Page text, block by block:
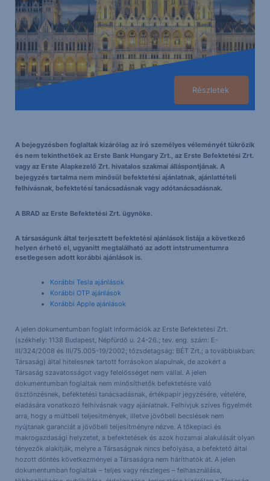
Részletek
A bejegyzésben foglaltak kizárólag az író személyes véleményét tükrözik
és nem tekinthetőek az Erste Bank Hungary Zrt., az Erste Befektetési Zrt.
vagy az Erste Alapkezelő Zrt. hivatalos szakmai álláspontjának. A
bejegyzés tartalma nem minősül befektetési ajánlatnak, ajánlattételi
felhívásnak, befektetési tanácsadásnak vagy adótanácsadásnak.
A BRAD az Erste Befektetési Zrt. ügynöke.
A társaságunk által terjesztett befektetési ajánlások listája a következő
helyen érhető el, ugyanitt megtalálható az adott intstrumentumra
esetlegesen adott korábbi ajánlások is.
Korábbi Tesla ajánlások
Korábbi OTP ajánlások
Korábbi Apple ajánlások
A jelen dokumentumban foglalt információk az Erste Befektetési Zrt.
(székhely: 1138 Budapest, Népfürdő u. 24-26.; tev. eng. szám: E-
III/324/2008 és III/75.005-19/2002; tőzsdetagság: BÉT Zrt.; a továbbiakban:
Társaság) által hitelesnek tartott forrásokon alapulnak, de azokért a
Társaság szavatosságot vagy felelősséget nem vállal. A jelen
dokumentumban foglaltak nem minősíthetők befektetésre való
ösztönzésnek, befektetési tanácsadásnak, értékpapír jegyzésére, vételére,
eladására vonatkozó felhívásnak vagy ajánlatnak. Felhívjuk szíves figyelmét
arra, hogy a múltbeli teljesítmények, illetve jövőbeli becslések nem
nyújtanak garanciát a jövőbeli teljesítményre nézve. A tőkepiaci és
makrogazdasági helyzetet, a befektetések és azok hozamai alakulását olyan
tényezők alakítják, melyre a Társaságnak nincs befolyása, a befektető által
hozott döntés következményei a Társaságra nem háríthatók át. A jelen
dokumentumban foglaltak – teljes vagy részleges – felhasználása,